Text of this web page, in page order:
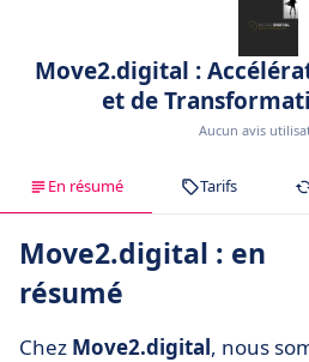
Move2.digital :
et de
Aucun avis
En résumé Tarifs
Move2.digital : en
résumé
Chez Move2.digital, nous